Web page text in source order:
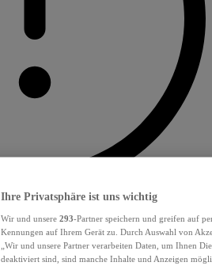
Ihre Privatsphäre ist uns wichtig
Wir und unsere 293-Partner speichern und greifen auf
Kennungen auf Ihrem Gerät zu. Durch Auswahl von
„Wir und unsere Partner verarbeiten Daten, um Ihnen
deaktiviert sind, sind manche Inhalte und Anzeigen